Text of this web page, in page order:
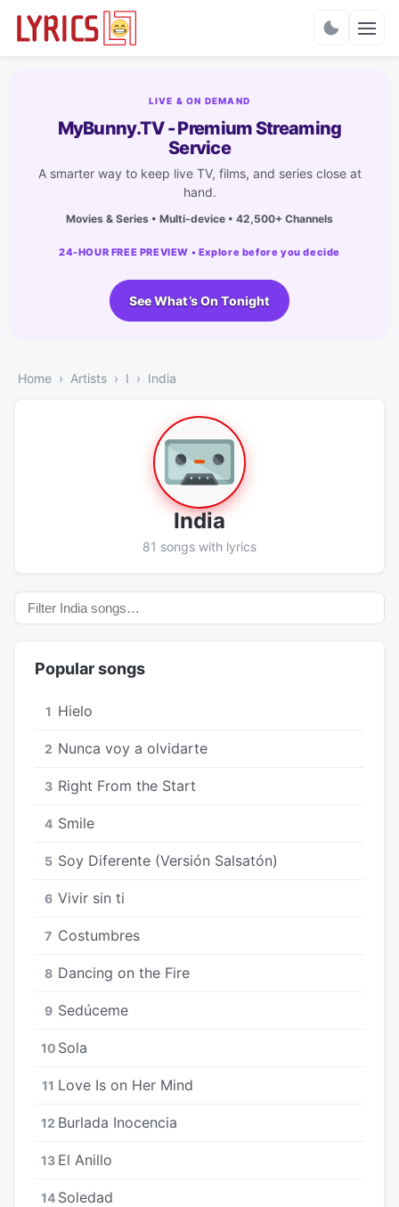
LIVE & ON DEMAND
MyBunny.TV - Premium Streaming
Service
A smarter way to keep live TV, films, and series close at
hand.
Movies & Series • Multi-device • 42,500+ Channels
24-HOUR FREE PREVIEW • Explore before you decide
See What’s On Tonight
Home Artists I India
India
81 songs with lyrics
Popular songs
1 Hielo
2 Nunca voy a olvidarte
3 Right From the Start
4 Smile
5 Soy Diferente (Versión Salsatón)
6 Vivir sin ti
7 Costumbres
8 Dancing on the Fire
9 Sedúceme
10 Sola
11 Love Is on Her Mind
12 Burlada Inocencia
13 El Anillo
14 Soledad